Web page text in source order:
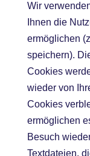
Wir
Ihnen die
ermöglichen
speichern).
Cookies
wieder von
Cookies
ermöglichen
Besuch
Textdateien,